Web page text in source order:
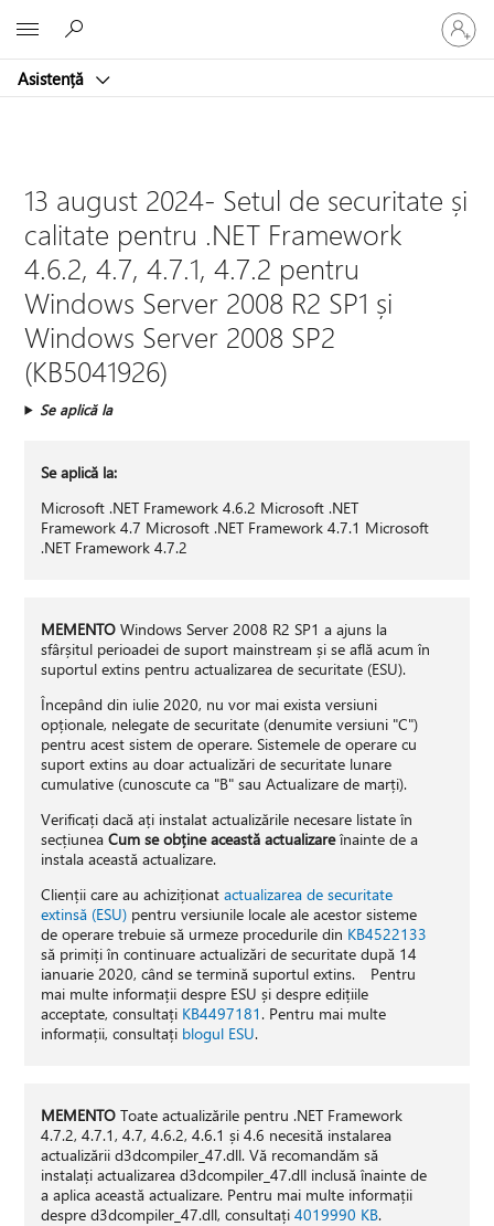
Asistență
vă
la
dvs.
13 august 2024- Setul de securitate și
calitate pentru .NET Framework
4.6.2, 4.7, 4.7.1, 4.7.2 pentru
Windows Server 2008 R2 SP1 și
Windows Server 2008 SP2
(KB5041926)
Se aplică la
Se aplică la:
Microsoft .NET Framework 4.6.2 Microsoft .NET
Framework 4.7 Microsoft .NET Framework 4.7.1 Microsoft
.NET Framework 4.7.2
MEMENTOWindows Server 2008 R2 SP1 a ajuns la
sfârșitul perioadei de suport mainstream și se află acum în
suportul extins pentru actualizarea de securitate (ESU).
Începând din iulie 2020, nu vor mai exista versiuni
opționale, nelegate de securitate (denumite versiuni "C")
pentru acest sistem de operare. Sistemele de operare cu
suport extins au doar actualizări de securitate lunare
cumulative (cunoscute ca "B" sau Actualizare de marți).
Verificați dacă ați instalat actualizările necesare listate în
secțiunea Cum se obține această actualizareînainte de a
instala această actualizare.
Clienții care au achiziționat actualizarea de securitate
extinsă (ESU)pentru versiunile locale ale acestor sisteme
de operare trebuie să urmeze procedurile din KB4522133
să primiți în continuare actualizări de securitate după 14
ianuarie 2020, când se termină suportul extins. Pentru
mai multe informații despre ESU și despre edițiile
acceptate, consultați KB4497181 . Pentru mai multe
informații, consultați blogul ESU.
MEMENTOToate actualizările pentru .NET Framework
4.7.2, 4.7.1, 4.7, 4.6.2, 4.6.1 și 4.6 necesită instalarea
actualizării d3dcompiler_47.dll. Vă recomandăm să
instalați actualizarea d3dcompiler_47.dll inclusă înainte de
a aplica această actualizare. Pentru mai multe informații
despre d3dcompiler_47.dll, consultați 4019990 KB.